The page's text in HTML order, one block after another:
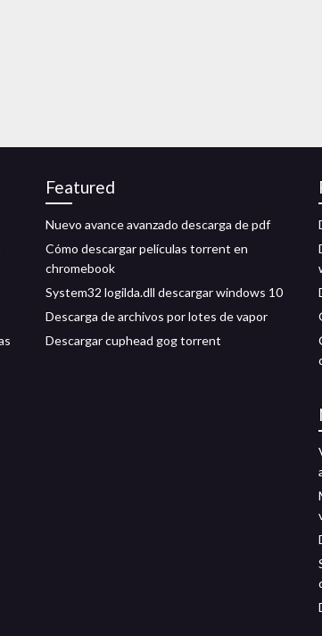
Featured
Nuevo avance avanzado descarga de pdf
Cómo descargar películas torrent en
chromebook
System32 logilda.dll descargar windows 10
Descarga de archivos por lotes de vapor
Descargar cuphead gog torrent